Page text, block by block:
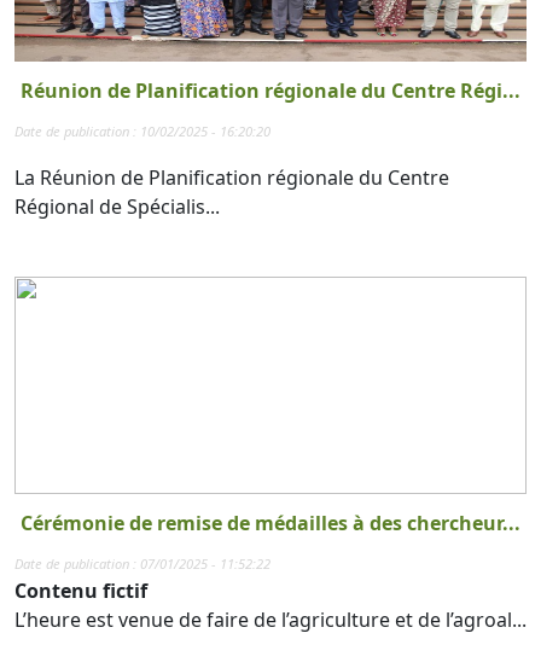
Réunion de Planification régionale du Centre Régi...
Date de publication : 10/02/2025 - 16:20:20
La Réunion de Planification régionale du Centre
Régional de Spécialis...
Cérémonie de remise de médailles à des chercheur...
Date de publication : 07/01/2025 - 11:52:22
Contenu fictif
L’heure est venue de faire de l’agriculture et de l’agroal...